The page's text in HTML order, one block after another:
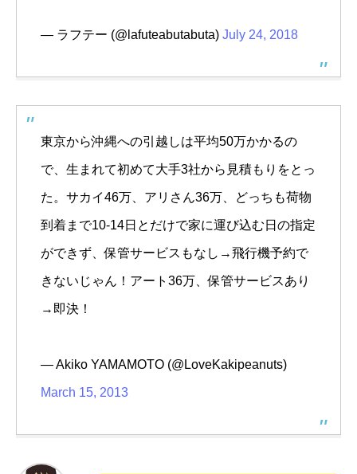
— ラフテー (@lafuteabutabuta) July 24, 2018
東京から沖縄への引越しは平均50万かかるの
で、生まれて初めて大手3社から見積もりをとっ
た。サカイ46万、アリさん36万、どっちも荷物
到着まで10-14日とだけで家に運び込む日の指定
ができず、保管サービスもなし→飛行機予約で
きないじゃん！アート36万、保管サービスあり
→即決！
— Akiko YAMAMOTO (@LoveKakipeanuts)
March 15, 2013